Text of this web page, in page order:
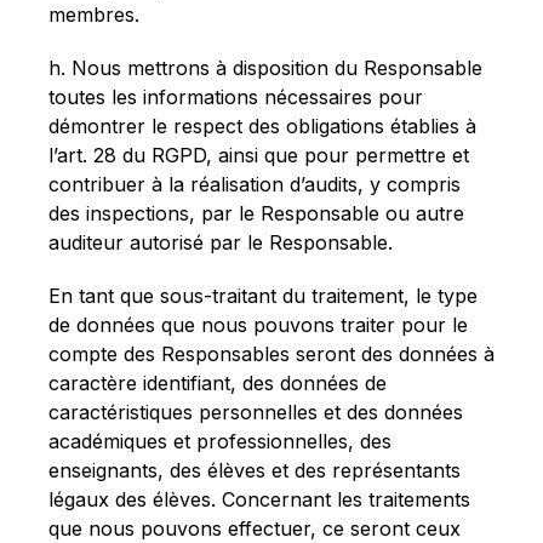
membres.
h. Nous mettrons à disposition du Responsable
toutes les informations nécessaires pour
démontrer le respect des obligations établies à
l’art. 28 du RGPD, ainsi que pour permettre et
contribuer à la réalisation d’audits, y compris
des inspections, par le Responsable ou autre
auditeur autorisé par le Responsable.
En tant que sous-traitant du traitement, le type
de données que nous pouvons traiter pour le
compte des Responsables seront des données à
caractère identifiant, des données de
caractéristiques personnelles et des données
académiques et professionnelles, des
enseignants, des élèves et des représentants
légaux des élèves. Concernant les traitements
que nous pouvons effectuer, ce seront ceux